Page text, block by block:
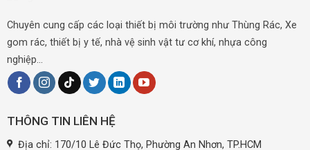
Chuyên cung cấp các loại thiết bị môi trường như Thùng Rác, Xe
gom rác, thiết bị y tế, nhà vệ sinh vật tư cơ khí, nhựa công
nghiệp...
THÔNG TIN LIÊN HỆ
Địa chỉ: 170/10 Lê Đức Thọ, Phường An Nhơn, TP.HCM